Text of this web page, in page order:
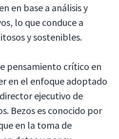
en base a análisis y
lo que conduce a
y sostenibles.
pensamiento crítico en
en el enfoque adoptado
ejecutivo de
Bezos es conocido por
en la toma de